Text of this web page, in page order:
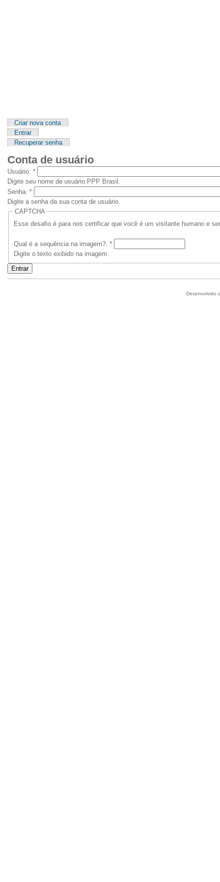
Criar nova conta
Entrar
Recuperar senha
Conta de usuário
Usuário: *
Digite seu nome de usuário PPP Brasil.
Senha: *
Digite a senha da sua conta de usuário.
CAPTCHA
Esse desafio é para nos certificar que você é um visitante humano e
Qual é a sequência na imagem?:*
Digite o texto exibido na imagem.
Desenvolvido